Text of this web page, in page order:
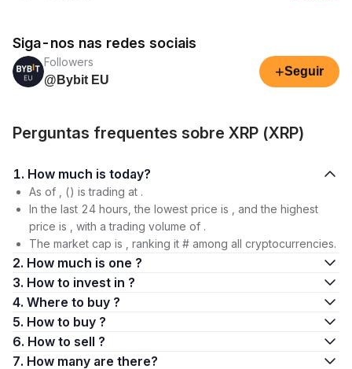
Siga-nos nas redes sociais
Followers
@Bybit EU
+Seguir
Perguntas frequentes sobre XRP (XRP)
1. How much is today?
As of , () is trading at .
In the last 24 hours, the lowest price is , and the highest
price is , with a trading volume of .
The market cap is , ranking it # among all cryptocurrencies.
2. How much is one ?
3. How to invest in ?
4. Where to buy ?
5. How to buy ?
6. How to sell ?
7. How many are there?